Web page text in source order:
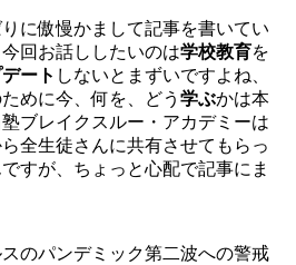
に傲慢かまして記事を書いてい
回お話ししたいのは学校教育を
ート しないとまずいですよね、
めに今、何を、どう 学ぶかは本
ブレイクスルー・アカデミーは
全生徒さんに共有させてもらっ
すが、ちょっと心配で記事にま
のパンデミック第二波への警戒